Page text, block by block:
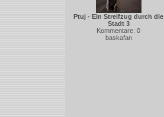
Ptuj - Ein Streifzug durch die
Stadt 3
Kommentare: 0
baskafan